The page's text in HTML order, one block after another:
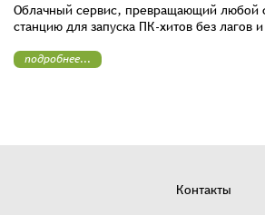
Облачный сервис, превращающий любой
станцию для запуска ПК-хитов без лагов
подробнее...
Контакты